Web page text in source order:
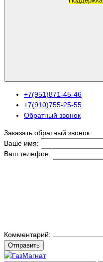
+7(951)871-45-46
+7(910)755-25-55
Обратный звонок
Заказать обратный звонок
Ваше имя:
Ваш телефон:
Комментарий:
Отправить